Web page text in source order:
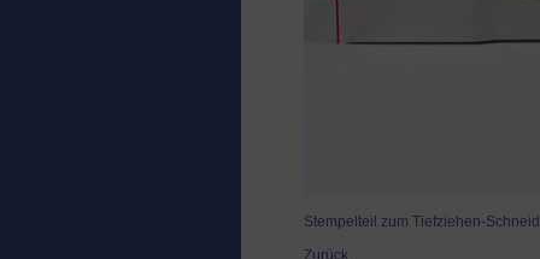
Stempelteil zum Tiefziehen-
Zurück